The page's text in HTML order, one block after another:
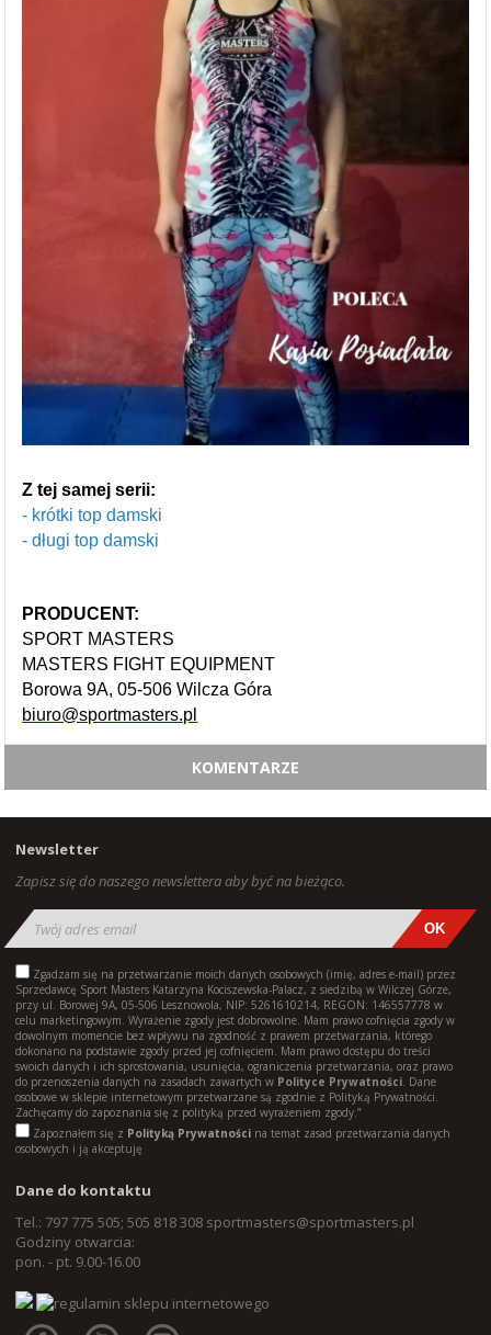
Z tej samej serii:
- krótki top damski
-długi top damski
PRODUCENT:
SPORT MASTERS
MASTERS FIGHT EQUIPMENT
Borowa 9A, 05-506 Wilcza Góra
biuro@sportmasters.pl
KOMENTARZE
Newsletter
Zapisz się do naszego newslettera aby być na bieżąco.
Zgadzam się na przetwarzanie moich danych osobowych (imię, adres e-mail) przez
Sprzedawcę Sport Masters Katarzyna Kociszewska-Palacz, z siedzibą w Wilczej Górze,
przy ul. Borowej 9A, 05-506 Lesznowola, NIP: 5261610214, REGON: 146557778 w
celu marketingowym. Wyrażenie zgody jest dobrowolne. Mam prawo cofnięcia zgody w
dowolnym momencie bez wpływu na zgodność z prawem przetwarzania, którego
dokonano na podstawie zgody przed jej cofnięciem. Mam prawo dostępu do treści
swoich danych i ich sprostowania, usunięcia, ograniczenia przetwarzania, oraz prawo
do przenoszenia danych na zasadach zawartych w Polityce Prywatności. Dane
osobowe w sklepie internetowym przetwarzane są zgodnie z Polityką Prywatności.
Zachęcamy do zapoznania się z polityką przed wyrażeniem zgody.”
Zapoznałem się z Polityką Prywatności na temat zasad przetwarzania danych
osobowych i ją akceptuję
Dane do kontaktu
Tel.: 797 775 505; 505 818 308 sportmasters@sportmasters.pl
Godziny otwarcia:
pon. - pt. 9.00-16.00